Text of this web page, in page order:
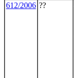
612/2006 ??